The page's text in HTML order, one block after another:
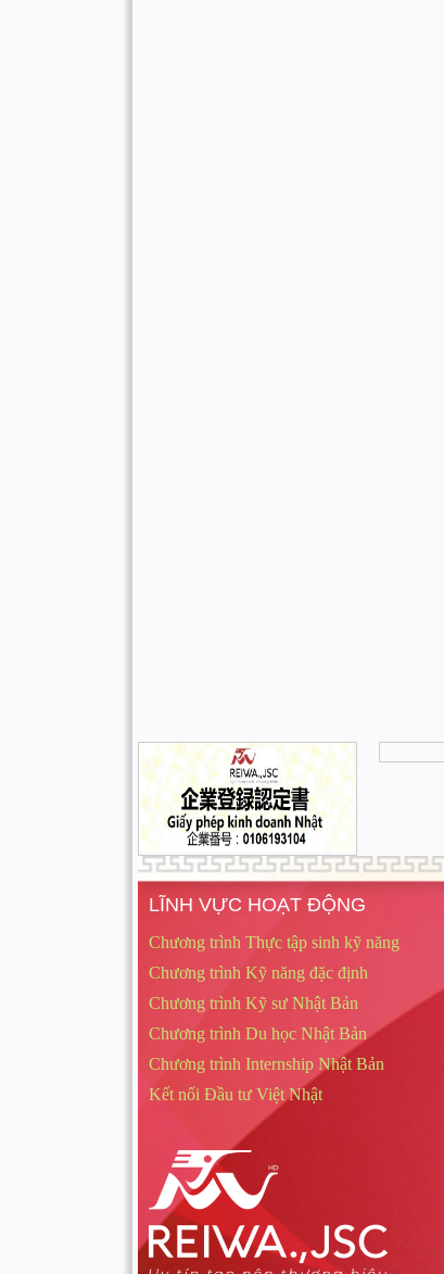
LĨNH VỰC HOẠT ĐỘNG
Chương trình Thực tập sinh kỹ năng
Chương trình Kỹ năng đặc định
Chương trình Kỹ sư Nhật Bản
Chương trình Du học Nhật Bản
Chương trình Internship Nhật Bản
Kết nối Đầu tư Việt Nhật